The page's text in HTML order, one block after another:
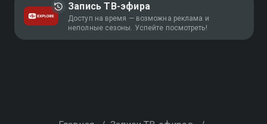
Запись ТВ-эфира
Доступ на время — возможна реклама и
неполные сезоны. Успейте посмотреть!